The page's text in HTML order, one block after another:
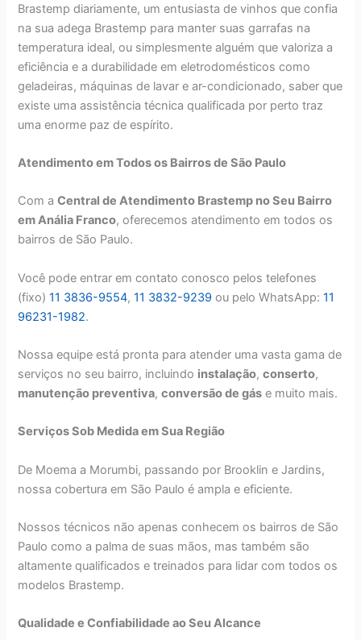
Brastemp diariamente, um entusiasta de vinhos que confia
na sua adega Brastemp para manter suas garrafas na
temperatura ideal, ou simplesmente alguém que valoriza a
eficiência e a durabilidade em eletrodomésticos como
geladeiras, máquinas de lavar e ar-condicionado, saber que
existe uma assistência técnica qualificada por perto traz
uma enorme paz de espírito.
Atendimento em Todos os Bairros de São Paulo
Com aCentral de Atendimento Brastemp no Seu Bairro
em Anália Franco, oferecemos atendimento em todos os
bairros de São Paulo.
Você pode entrar em contato conosco pelos telefones
(fixo)11 3836-9554,11 3832-9239 ou pelo WhatsApp:11
96231-1982.
Nossa equipe está pronta para atender uma vasta gama de
serviços no seu bairro, incluindo instalação,conserto,
manutenção preventiva,conversão de gás e muito mais.
Serviços Sob Medida em Sua Região
De Moema a Morumbi, passando por Brooklin e Jardins,
nossa cobertura em São Paulo é ampla e eficiente.
Nossos técnicos não apenas conhecem os bairros de São
Paulo como a palma de suas mãos, mas também são
altamente qualificados e treinados para lidar com todos os
modelos Brastemp.
Qualidade e Confiabilidade ao Seu Alcance